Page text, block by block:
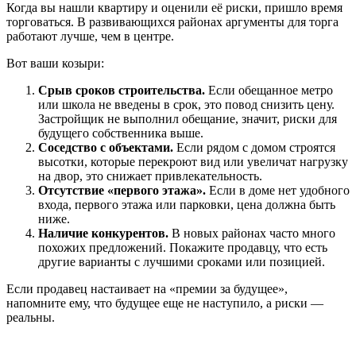
Когда вы нашли квартиру и оценили её риски, пришло время
торговаться. В развивающихся районах аргументы для торга
работают лучше, чем в центре.
Вот ваши козыри:
Срыв сроков строительства. Если обещанное метро
или школа не введены в срок, это повод снизить цену.
Застройщик не выполнил обещание, значит, риски для
будущего собственника выше.
Соседство с объектами. Если рядом с домом строятся
высотки, которые перекроют вид или увеличат нагрузку
на двор, это снижает привлекательность.
Отсутствие «первого этажа». Если в доме нет удобного
входа, первого этажа или парковки, цена должна быть
ниже.
Наличие конкурентов. В новых районах часто много
похожих предложений. Покажите продавцу, что есть
другие варианты с лучшими сроками или позицией.
Если продавец настаивает на «премии за будущее»,
напомните ему, что будущее еще не наступило, а риски —
реальны.